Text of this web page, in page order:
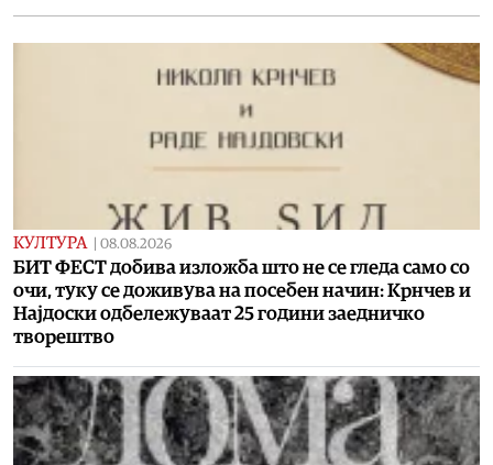
КУЛТУРА 08.08.2026
БИТ ФЕСТ добива изложба што не се гледа само со
очи, туку се доживува на посебен начин: Крнчев и
Најдоски одбележуваат 25 години заедничко
творештво